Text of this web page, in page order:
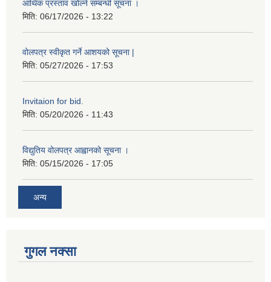
आर्थिक प्रस्ताव खोल्ने सम्बन्धी सूचना ।
मिति: 06/17/2026 - 13:22
वोलपत्र स्वीकृत गर्ने आशयको सूचना |
मिति: 05/27/2026 - 17:53
Invitaion for bid.
मिति: 05/20/2026 - 11:43
विद्युतिय वोलपत्र आह्वानको सूचना ।
मिति: 05/15/2026 - 17:05
अन्य
गुगल नक्सा